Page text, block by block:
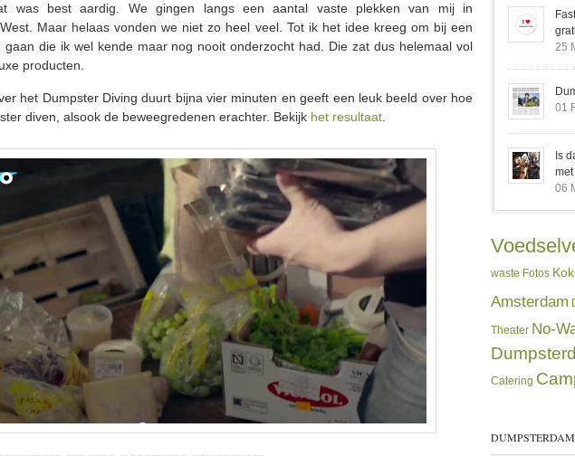
was best aardig. We gingen langs een aantal vaste plekken van mij in
Maar helaas vonden we niet zo heel veel. Tot ik het idee kreeg om bij een
gaan die ik wel kende maar nog nooit onderzocht had. Die zat dus helemaal vol
producten.
het Dumpster Diving duurt bijna vier minuten en geeft een leuk beeld over hoe
diven, alsook de beweegredenen erachter. Bekijk het resultaat
25
01
Is
06
waste Fotos
Amsterdam
Theater No-
Catering